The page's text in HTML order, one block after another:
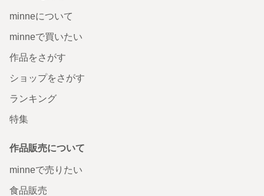
minneについて
minneで買いたい
作品をさがす
ショップをさがす
ランキング
特集
作品販売について
minneで売りたい
食品販売